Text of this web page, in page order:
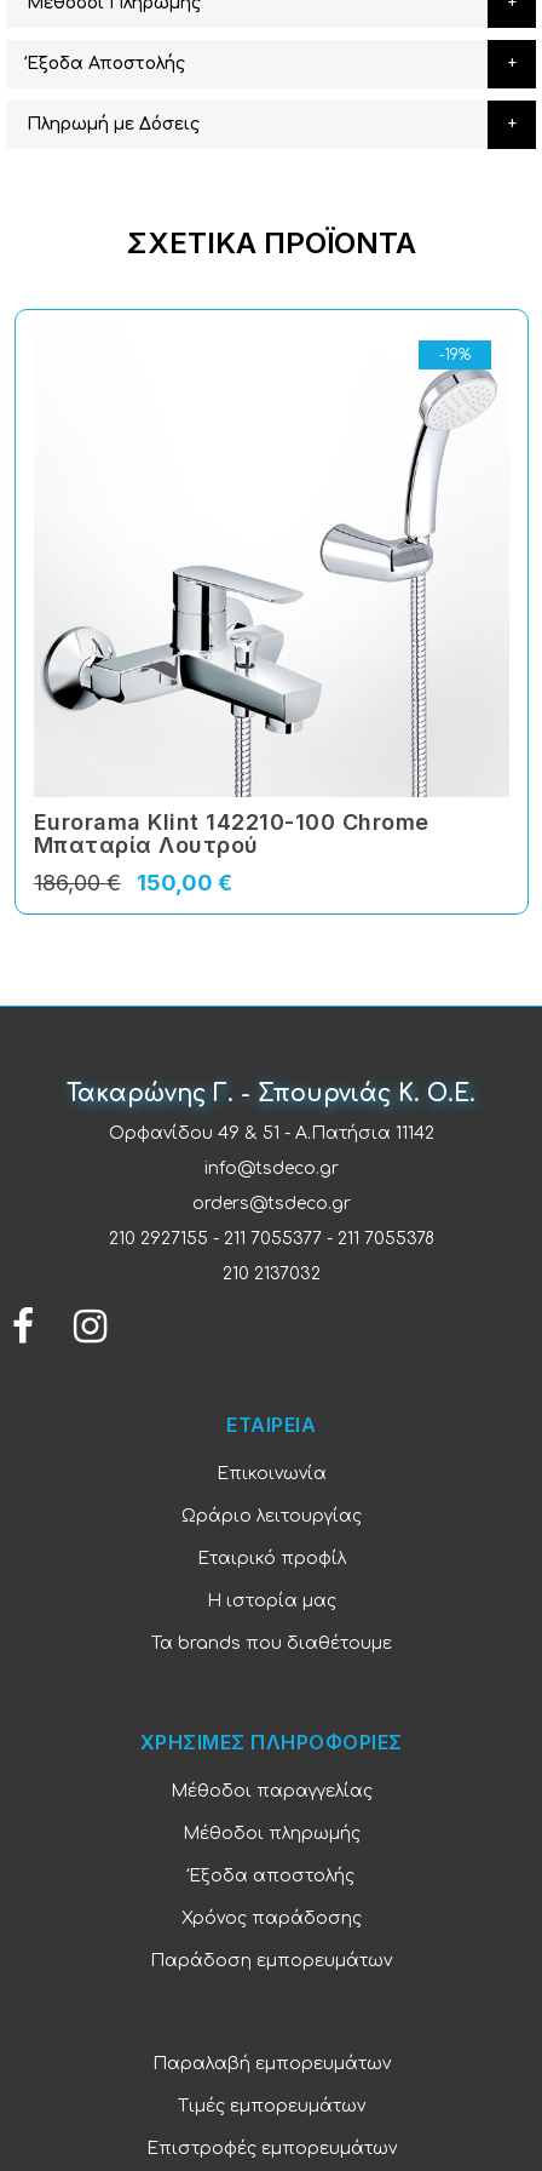
Έξοδα Αποστολής
Πληρωμή με Δόσεις
ΣΧΕΤΙΚΆ ΠΡΟΪΌΝΤΑ
-19%
Eurorama Klint 142210-100 Chrome
Μπαταρία Λουτρού
150,00 €
186,00 €
Τακαρώνης Γ. - Σπουρνιάς Κ. Ο.Ε.
Ορφανίδου 49 & 51 - Α.Πατήσια 11142
info@tsdeco.gr
orders@tsdeco.gr
210 2927155 - 211 7055377- 211 7055378
210 2137032
ΕΤΑΙΡΕΙΑ
Επικοινωνία
Ωράριο λειτουργίας
Εταιρικό προφίλ
Η ιστορία μας
Τα brands που διαθέτουμε
ΧΡΗΣΙΜΕΣ ΠΛΗΡΟΦΟΡΙΕΣ
Μέθοδοι παραγγελίας
Μέθοδοι πληρωμής
Έξοδα αποστολής
Χρόνος παράδοσης
Παράδοση εμπορευμάτων
Παραλαβή εμπορευμάτων
Τιμές εμπορευμάτων
Επιστροφές εμπορευμάτων